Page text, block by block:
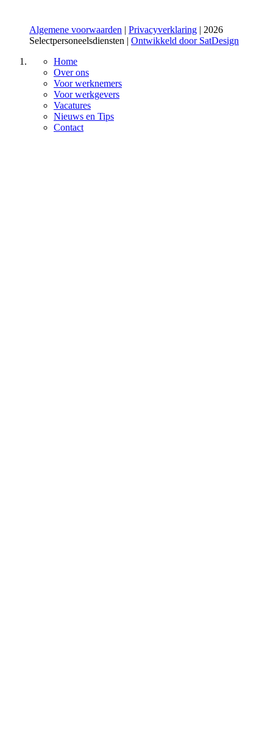
Algemene voorwaarden Privacyverklaring | 2026
Selectpersoneelsdiensten | Ontwikkeld door SatDesign
Home
Over ons
Voor werknemers
Voor werkgevers
Vacatures
Nieuws en Tips
Contact